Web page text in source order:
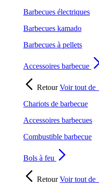
Barbecues électriques
Barbecues kamado
Barbecues à pellets
Accessoires barbecue
RetourVoir tout de
Chariots de barbecue
Accessoires barbecues
Combustible barbecue
Bols à feu
RetourVoir tout de